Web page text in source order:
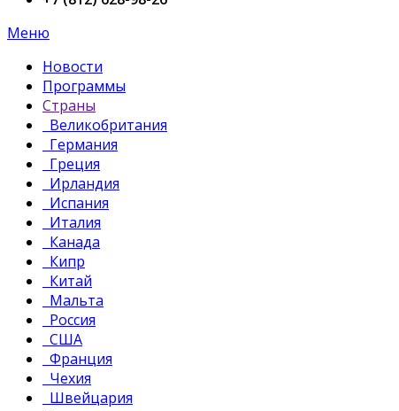
Меню
Новости
Программы
Страны
Великобритания
Германия
Греция
Ирландия
Испания
Италия
Канада
Кипр
Китай
Мальта
Россия
США
Франция
Чехия
Швейцария